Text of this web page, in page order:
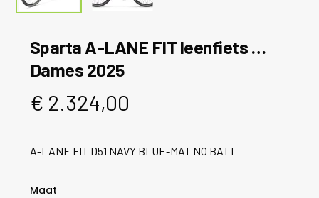
Sparta A-LANE FIT leenfiets …
Dames 2025
€ 2.324,00
A-LANE FIT D51 NAVY BLUE-MAT NO BATT
Maat